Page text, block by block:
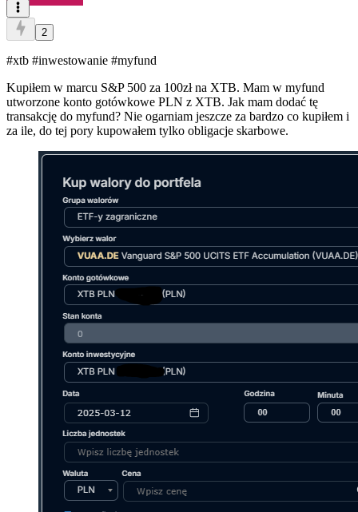
2
#xtb #inwestowanie #myfund
Kupiłem w marcu S&P 500 za 100zł na XTB. Mam w myfund
utworzone konto gotówkowe PLN z XTB. Jak mam dodać tę
transakcję do myfund? Nie ogarniam jeszcze za bardzo co kupiłem i
za ile, do tej pory kupowałem tylko obligacje skarbowe.